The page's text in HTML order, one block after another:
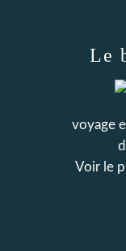
Le
voyage
Voir le